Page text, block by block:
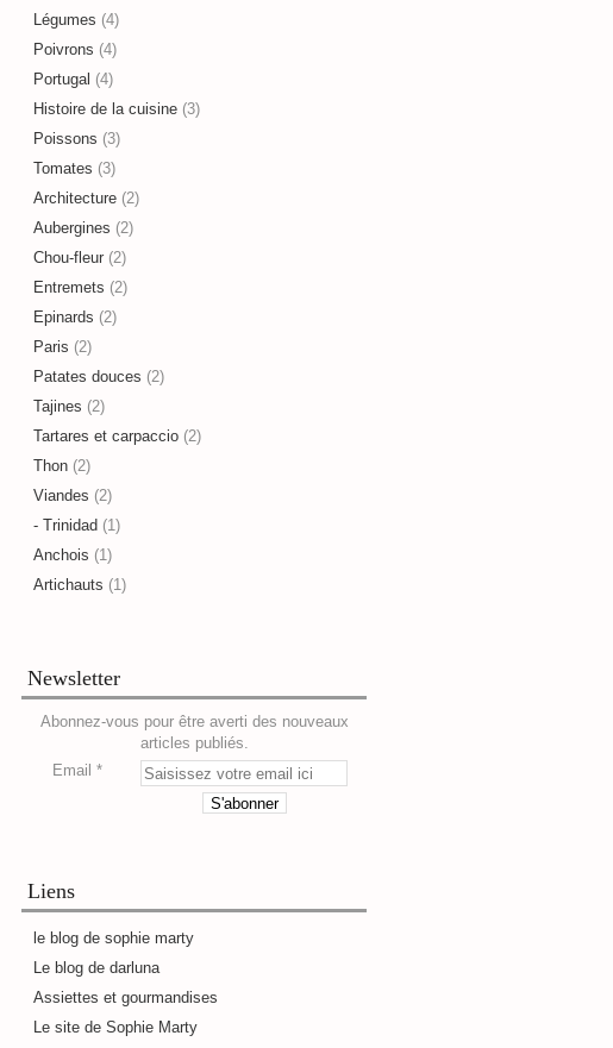
Légumes (4)
Poivrons (4)
Portugal (4)
Histoire de la cuisine (3)
Poissons (3)
Tomates (3)
Architecture (2)
Aubergines (2)
Chou-fleur (2)
Entremets (2)
Epinards (2)
Paris (2)
Patates douces (2)
Tajines (2)
Tartares et carpaccio (2)
Thon (2)
Viandes (2)
- Trinidad (1)
Anchois (1)
Artichauts (1)
Newsletter
Abonnez-vous pour être averti des nouveaux
articles publiés.
Email
Liens
le blog de sophie marty
Le blog de darluna
Assiettes et gourmandises
Le site de Sophie Marty